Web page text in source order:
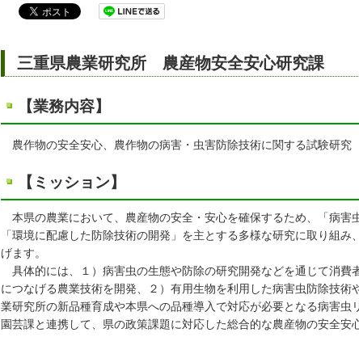
三重県農業研究所 農産物安全安心研究課
【業務内容】
農作物の安全安心、農作物の病害・虫害防除技術に関する試験研究
【ミッション】
本県の農業において、農産物の安全・安心を確保するため、「病害
「環境に配慮した防除技術の開発」を主とする多様な研究に取り組
げます。
具体的には、１）病害虫の生態や防除の研究開発などを通じて消費
につなげる農業技術を開発、２）有用生物を利用した病害虫防除技
業研究所の新品種育成や本県への品種導入で対応が必要となる病害
園芸課と連携して、県の政策課題に対応した総合的な農産物の安全安